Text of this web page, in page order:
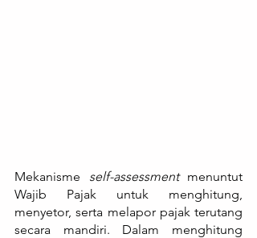
Mekanisme self-assessment menuntut
Wajib Pajak untuk menghitung,
menyetor, serta melapor pajak terutang
secara mandiri. Dalam menghitung